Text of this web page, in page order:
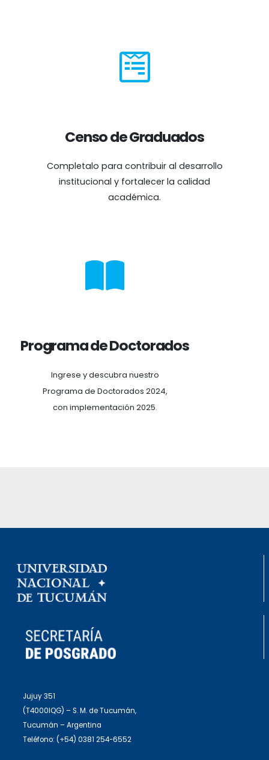
Censo de Graduados
Completalo para contribuir al desarrollo
institucional y fortalecer la calidad
académica.
Programa de Doctorados
Ingrese y descubra nuestro
Programa de Doctorados 2024,
con implementación 2025.
Jujuy 351
(T4000IQG) – S. M. de Tucumán,
Tucumán – Argentina
Teléfono: (+54) 0381 254-6552